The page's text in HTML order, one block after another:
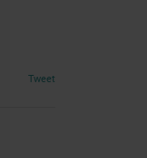
Tweet